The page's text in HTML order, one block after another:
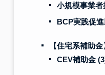
小規模事業
BCP実践促
【住宅系補助金
CEV補助金